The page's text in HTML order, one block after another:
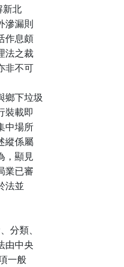
新北
滲漏則
作息頗
法之裁
非不可
鄉下垃圾
裝載即
中場所
縱係屬
，顯見
業已審
法並
分類、
由中央
一般